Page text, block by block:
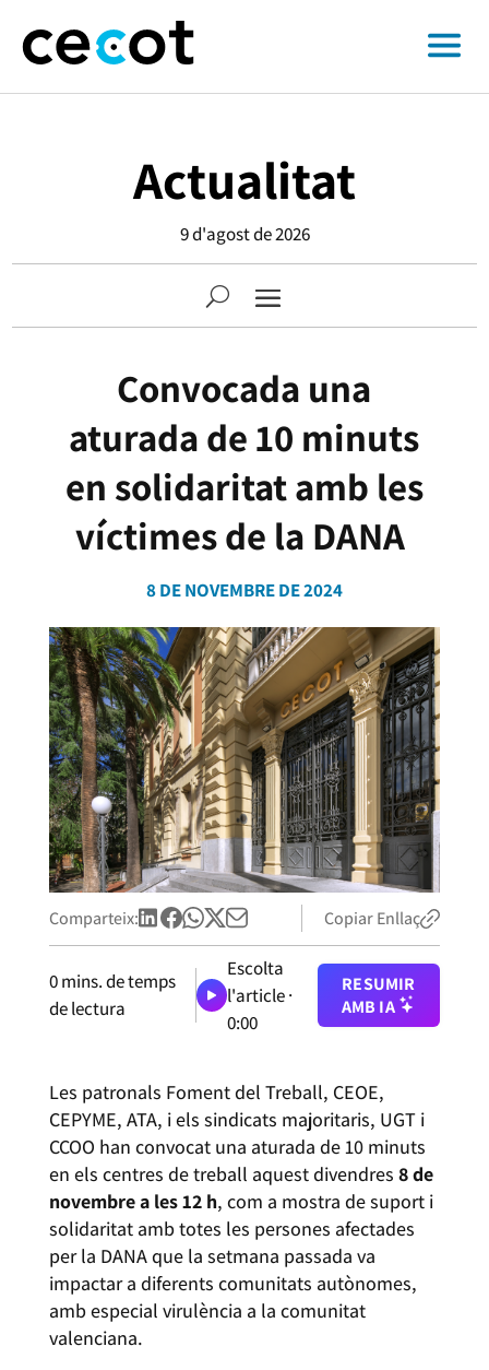
Actualitat
9 d'agost de 2026
Convocada una
aturada de 10 minuts
en solidaritat amb les
víctimes de la DANA
8 DE NOVEMBRE DE 2024
Comparteix: Copiar Enllaç
0mins. de temps
de lectura
Escolta
l'article ·
0:00
RESUMIR
AMB IA
Les patronals Foment del Treball, CEOE,
CEPYME, ATA, i els sindicats majoritaris, UGT i
CCOO han convocat una aturada de 10 minuts
en els centres de treball aquest divendres 8 de
novembre a les 12 h, com a mostra de suport i
solidaritat amb totes les persones afectades
per la DANA que la setmana passada va
impactar a diferents comunitats autònomes,
amb especial virulència a la comunitat
valenciana.